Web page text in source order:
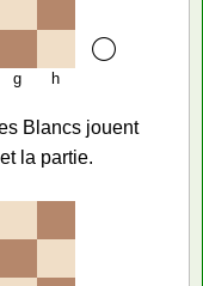
g h
Blancs jouent
la partie.